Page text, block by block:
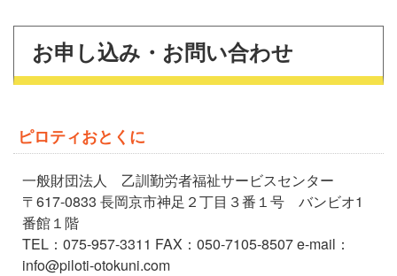
お申し込み・お問い合わせ
ピロティおとくに
一般財団法人 乙訓勤労者福祉サービスセンター
〒617-0833 長岡京市神足２丁目３番１号 バンビオ1
番館１階
TEL：075-957-3311 FAX：050-7105-8507 e-mail：
info@piloti-otokuni.com